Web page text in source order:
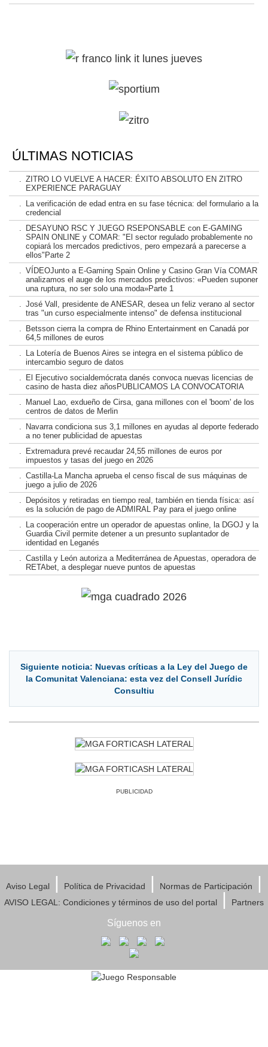
ÚLTIMAS NOTICIAS
ZITRO LO VUELVE A HACER: ÉXITO ABSOLUTO EN ZITRO
EXPERIENCE PARAGUAY
La verificación de edad entra en su fase técnica: del formulario a la
credencial
DESAYUNO RSC Y JUEGO RSEPONSABLE con E-GAMING
SPAIN ONLINE y COMAR: "El sector regulado probablemente no
copiará los mercados predictivos, pero empezará a parecerse a
ellos"Parte 2
VÍDEOJunto a E-Gaming Spain Online y Casino Gran Vía COMAR
analizamos el auge de los mercados predictivos: «Pueden suponer
una ruptura, no ser solo una moda»Parte 1
José Vall, presidente de ANESAR, desea un feliz verano al sector
tras "un curso especialmente intenso" de defensa institucional
Betsson cierra la compra de Rhino Entertainment en Canadá por
64,5 millones de euros
La Lotería de Buenos Aires se integra en el sistema público de
intercambio seguro de datos
El Ejecutivo socialdemócrata danés convoca nuevas licencias de
casino de hasta diez añosPUBLICAMOS LA CONVOCATORIA
Manuel Lao, exdueño de Cirsa, gana millones con el 'boom' de los
centros de datos de Merlin
Navarra condiciona sus 3,1 millones en ayudas al deporte federado
a no tener publicidad de apuestas
Extremadura prevé recaudar 24,55 millones de euros por
impuestos y tasas del juego en 2026
Castilla-La Mancha aprueba el censo fiscal de sus máquinas de
juego a julio de 2026
Depósitos y retiradas en tiempo real, también en tienda física: así
es la solución de pago de ADMIRAL Pay para el juego online
La cooperación entre un operador de apuestas online, la DGOJ y la
Guardia Civil permite detener a un presunto suplantador de
identidad en Leganés
Castilla y León autoriza a Mediterránea de Apuestas, operadora de
RETAbet, a desplegar nueve puntos de apuestas
Siguiente noticia: Nuevas críticas a la Ley del Juego de
la Comunitat Valenciana: esta vez del Consell Jurídic
Consultiu
PUBLICIDAD
Aviso Legal Política de Privacidad Normas de Participación
AVISO LEGAL: Condiciones y términos de uso del portal Partners
Síguenos en